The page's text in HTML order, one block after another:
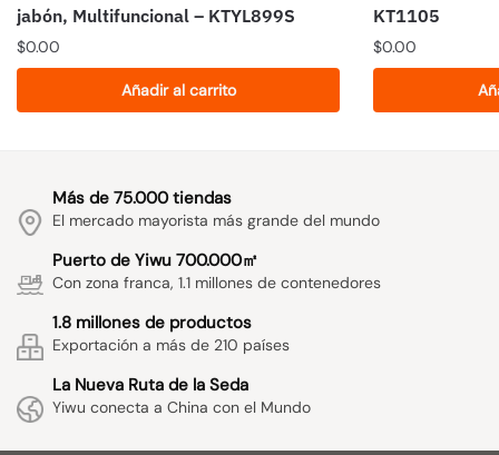
jabón, Multifuncional – KTYL899S
$0.00
Añadir al carrito
KT1105
$0.00
Más de 75.000 tiendas
El mercado mayorista más grande del mundo
Puerto de Yiwu 700.000㎡
Con zona franca, 1.1 millones de contenedores
1.8 millones de productos
Exportación a más de 210 países
La Nueva Ruta de la Seda
Yiwu conecta a China con el Mundo